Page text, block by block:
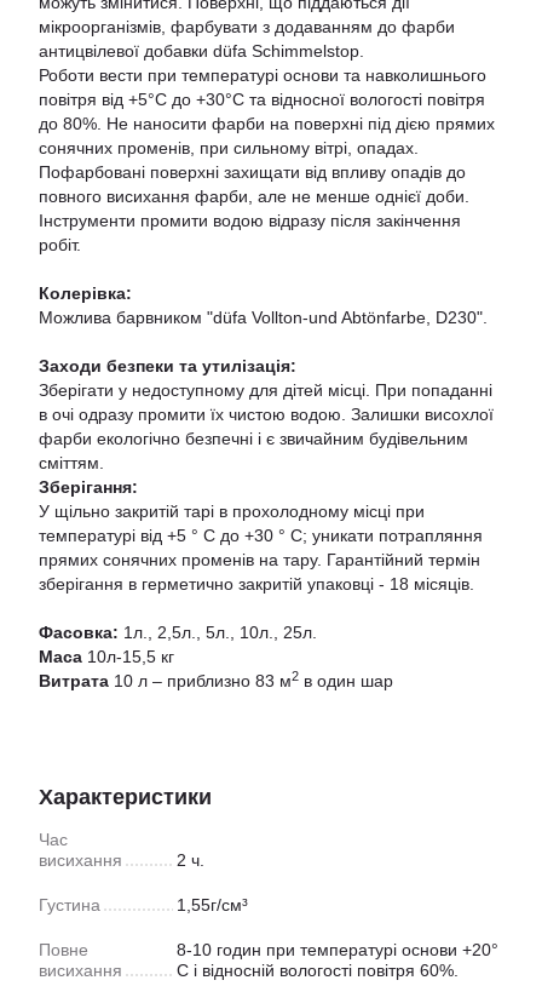
мікроорганізмів, фарбувати з додаванням до фарби
антицвілевої добавки düfa Schimmelstop.
Роботи вести при температурі основи та навколишнього
повітря від +5°С до +30°С та відносної вологості повітря
до 80%. Не наносити фарби на поверхні під дією прямих
сонячних променів, при сильному вітрі, опадах.
Пофарбовані поверхні захищати від впливу опадів до
повного висихання фарби, але не менше однієї доби.
Інструменти промити водою відразу після закінчення
робіт.
Колерівка:
Можлива барвником "düfa Vollton-und Abtönfarbe, D230".
Заходи безпеки та утилізація:
Зберігати у недоступному для дітей місці. При попаданні
в очі одразу промити їх чистою водою. Залишки висохлої
фарби екологічно безпечні і є звичайним будівельним
сміттям.
Зберігання:
У щільно закритій тарі в прохолодному місці при
температурі від +5 ° С до +30 ° С; уникати потрапляння
прямих сонячних променів на тару. Гарантійний термін
зберігання в герметично закритій упаковці - 18 місяців.
Фасовка: 1л., 2,5л., 5л., 10л., 25л.
Маса 10л-15,5 кг
Витрата 10 л – приблизно 83 м2 в один шар
Характеристики
Час
висихання
2 ч.
Густина 1,55г/см³
Повне
висихання
8-10 годин при температурі основи +20°
С і відносній вологості повітря 60%.